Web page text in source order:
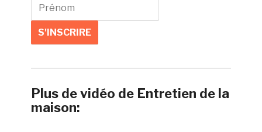
Plus de vidéo de Entretien de la
maison: